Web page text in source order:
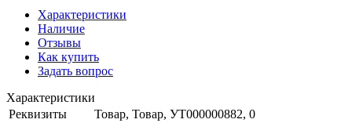
Характеристики
Наличие
Отзывы
Как купить
Задать вопрос
Характеристики
Реквизиты
Товар, Товар, УТ000000882, 0